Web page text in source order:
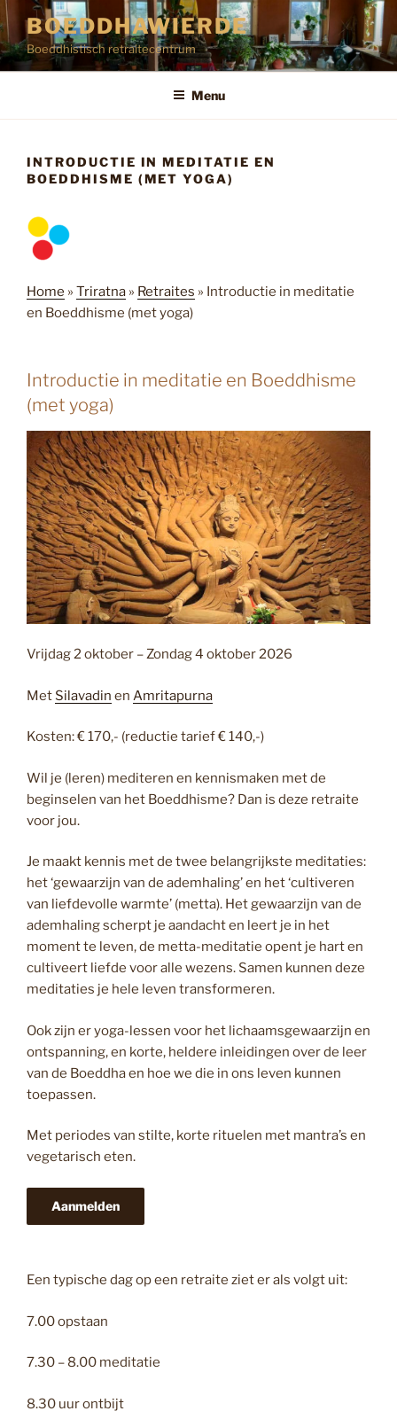
Ga
naar
de
inhoud
BOEDDHAWIERDE
Boeddhistisch retraitecentrum
Menu
INTRODUCTIE IN MEDITATIE EN
BOEDDHISME (MET YOGA)
Home » Triratna » Retraites » Introductie in meditatie
en Boeddhisme (met yoga)
Introductie in meditatie en Boeddhisme
(met yoga)
Vrijdag 2 oktober – Zondag 4 oktober 2026
Met Silavadin en Amritapurna
Kosten: € 170,- (reductie tarief € 140,-)
Wil je (leren) mediteren en kennismaken met de
beginselen van het Boeddhisme? Dan is deze retraite
voor jou.
Je maakt kennis met de twee belangrijkste meditaties:
het ‘gewaarzijn van de ademhaling’ en het ‘cultiveren
van liefdevolle warmte’ (metta). Het gewaarzijn van de
ademhaling scherpt je aandacht en leert je in het
moment te leven, de metta-meditatie opent je hart en
cultiveert liefde voor alle wezens. Samen kunnen deze
meditaties je hele leven transformeren.
Ook zijn er yoga-lessen voor het lichaamsgewaarzijn en
ontspanning, en korte, heldere inleidingen over de leer
van de Boeddha en hoe we die in ons leven kunnen
toepassen.
Met periodes van stilte, korte rituelen met mantra’s en
vegetarisch eten.
Aanmelden
Een typische dag op een retraite ziet er als volgt uit:
7.00 opstaan
7.30 – 8.00 meditatie
8.30 uur ontbijt